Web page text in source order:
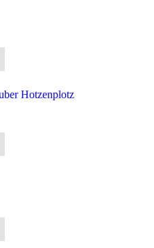
Hotzenplotz